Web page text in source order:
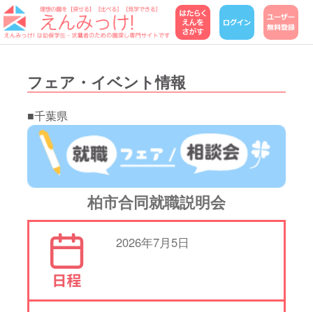
フェア・イベント情報
■千葉県
柏市合同就職説明会
2026年7月5日